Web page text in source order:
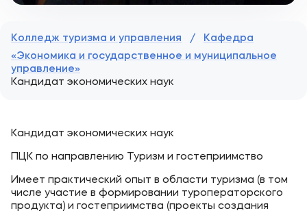
Колледж туризма и управления /
Кафедра
«Экономика и государственное и муниципальное
управление»
Кандидат экономических наук
Кандидат экономических наук
ПЦК по направлению Туризм и гостеприимство
Имеет практический опыт в области туризма (в том
числе участие в формировании туроператорского
продукта) и гостеприимства (проекты создания